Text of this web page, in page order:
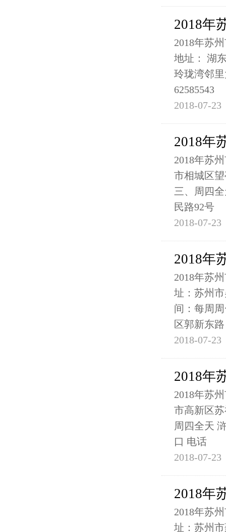
2018年
2018年苏
地址： 湖
玲珑湾邻
62585543
2018-07-23
2018年
2018年苏
市相城区
三、周四
民路92号
2018-07-23
2018年
2018年苏
址：苏州
间：每周
区郭新东路
2018-07-23
2018年
2018年苏
市高新区
周四全天
口 电话
2018-07-23
2018年
2018年苏
址：苏州